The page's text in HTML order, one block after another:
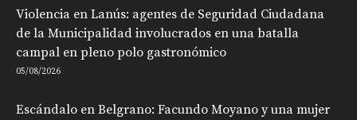
Violencia en Lanús: agentes de Seguridad Ciudadana
de la Municipalidad involucrados en una batalla
campal en pleno polo gastronómico
05/08/2026
Escándalo en Belgrano: Facundo Moyano y una mujer